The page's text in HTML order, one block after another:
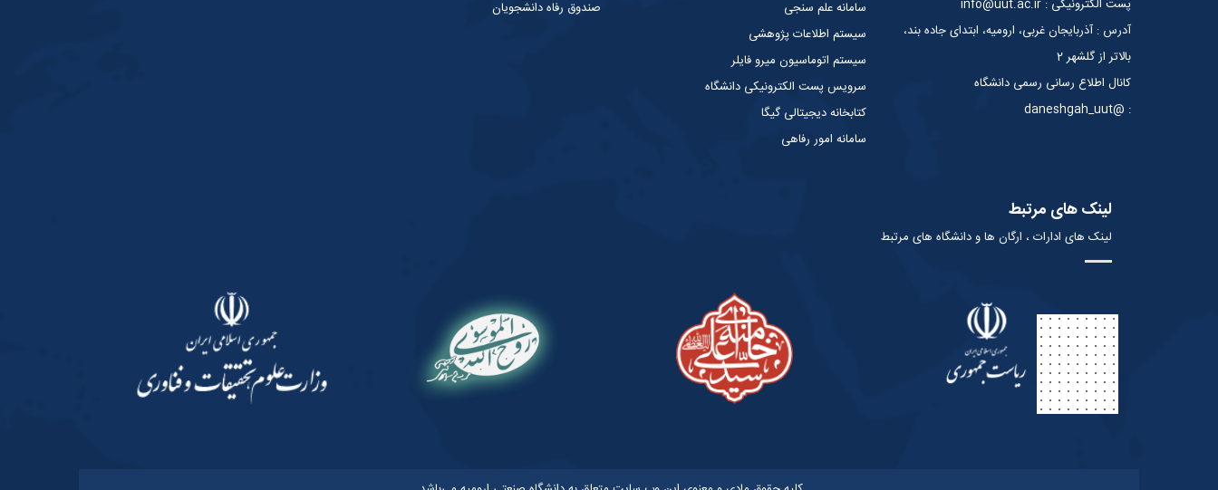
پست الکترونیکی : info@uut.ac.ir
آدرس : آذربایجان غربی، ارومیه، ابتدای جاده بند،
بالاتر از گلشهر 2
کانال اطلاع رسانی رسمی دانشگاه
: @daneshgah_uut
سامانه علم سنجی
سیستم اطلاعات پژوهشی
سیستم اتوماسیون میرو فایلر
سرویس پست الکترونیکی دانشگاه
کتابخانه دیجیتالی گیگا
سامانه امور رفاهی
صندوق رفاه دانشجویان
لینک های مرتبط
لینک های ادارات ، ارگان ها و دانشگاه های مرتبط